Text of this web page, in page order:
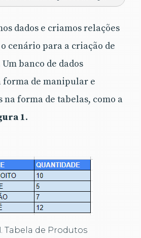
dados e criamos relações
cenário para a criação de
banco de dados
de manipular e
na forma de tabelas, como a
1.
. Tabela de Produtos